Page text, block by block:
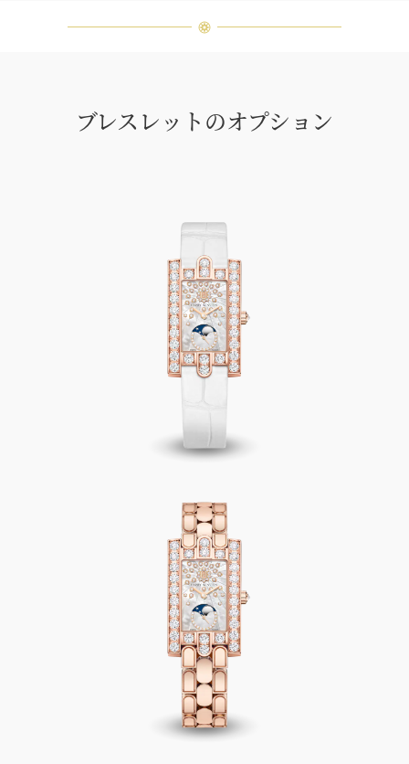
の個性を有する天然の素材であるた
でお問合せ下さい。
ブレスレットのオプション